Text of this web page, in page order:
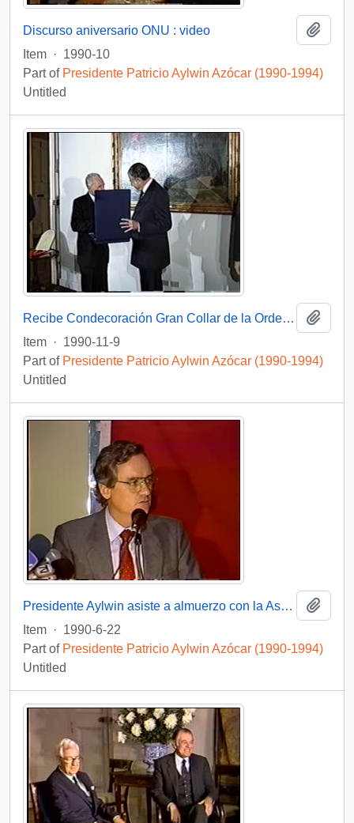
Discurso aniversario ONU : video
Item · 1990-10
Part of Presidente Patricio Aylwin Azócar (1990-1994)
Untitled
Recibe Condecoración Gran Collar de la Orden de Malta : vídeo
Item · 1990-11-9
Part of Presidente Patricio Aylwin Azócar (1990-1994)
Untitled
Presidente Aylwin asiste a almuerzo con la Asociación de Exportadores : video
Item · 1990-6-22
Part of Presidente Patricio Aylwin Azócar (1990-1994)
Untitled